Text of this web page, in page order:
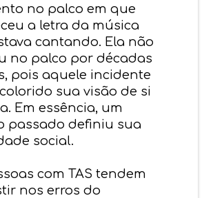
no palco em que
a letra da música
cantando. Ela não
no palco por décadas
pois aquele incidente
sua visão de si
Em essência, um
passado definiu sua
social.
com TAS tendem
nos erros do